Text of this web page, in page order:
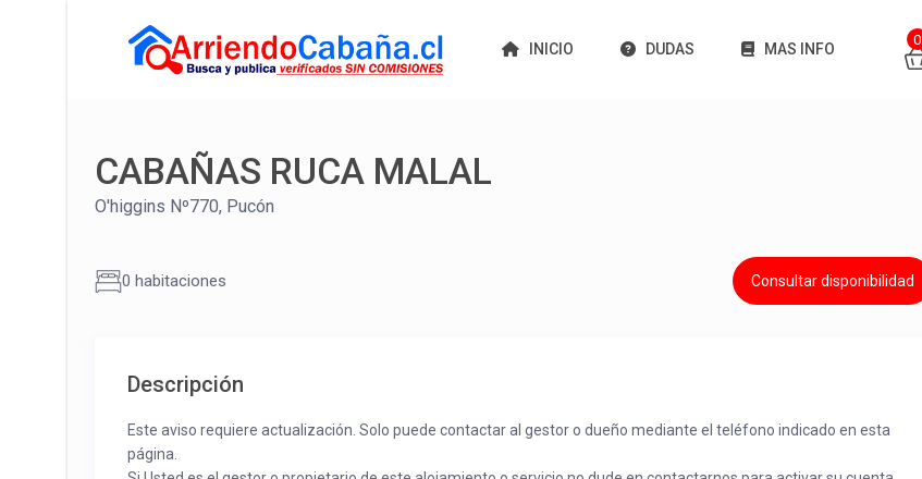
INICIO DUDAS MAS INFO
0
CABAÑAS RUCA MALAL
O'higgins Nº770, Pucón
0 habitaciones Consultar disponibilidad
Descripción
Este aviso requiere actualización. Solo puede contactar al gestor o dueño mediante el teléfono indicado en esta
página.